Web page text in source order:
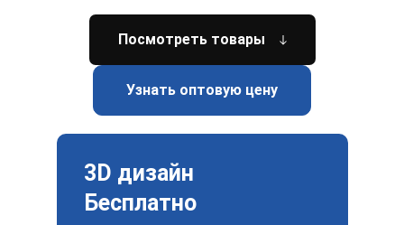
Посмотреть товары
Узнать оптовую цену
3D дизайн
Бесплатно